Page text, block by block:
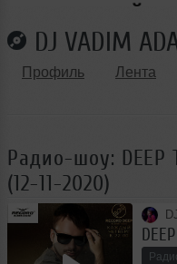
DJ VADIM
Профиль Лента
Радио-шоу: DEEP
(12-11-2020)